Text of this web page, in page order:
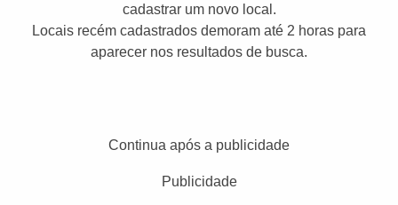
cadastrar um novo local.
Locais recém cadastrados demoram até 2 horas para
aparecer nos resultados de busca.
Continua após a publicidade
Publicidade